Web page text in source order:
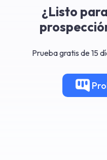
¿Listo
Prueba gratis de 15